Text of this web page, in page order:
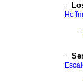
·
·
·